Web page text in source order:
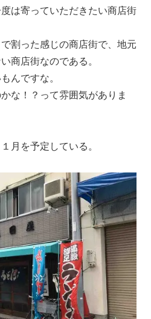
は寄っていただきたい商店街
割った感じの商店街で、地元
商店街なのである。
んですな。
な！？って雰囲気がありま
月を予定している。